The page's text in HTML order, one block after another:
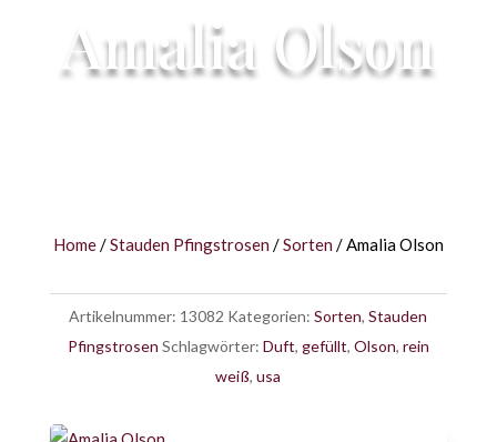
Amalia Olson
Home/Stauden Pfingstrosen /Sorten / Amalia Olson
Artikelnummer: 13082 Kategorien:Sorten,Stauden
Pfingstrosen Schlagwörter: Duft, gefüllt, Olson, rein
weiß,usa